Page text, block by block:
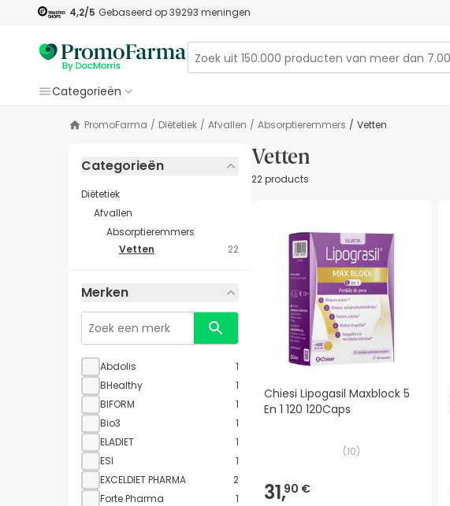
4,2/5 Gebaseerd op39293 meningen
Categorieën
PromoFarma / Diëtetiek / Afvallen / Absorptieremmers / Vetten
Categorieën
Diëtetiek
Afvallen
Absorptieremmers
Vetten
22
Merken
Abdolis
1
BHealthy
1
BIFORM
1
Bio3
1
ELADIET
1
ESI
1
EXCELDIET PHARMA
2
Forte Pharma
1
Vetten
22 products
Chiesi Lipogasil Maxblock 5
En 1 120 120Caps
(10)
31,90 €